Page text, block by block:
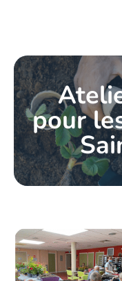
pour